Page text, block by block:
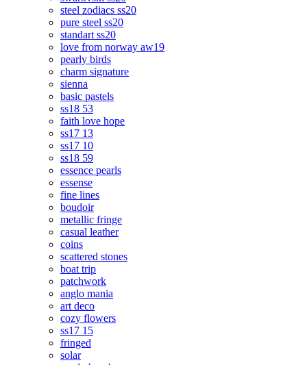
steel zodiacs ss20
pure steel ss20
standart ss20
love from norway aw19
pearly birds
charm signature
sienna
basic pastels
ss18 53
faith love hope
ss17 13
ss17 10
ss18 59
essence pearls
essense
fine lines
boudoir
metallic fringe
casual leather
coins
scattered stones
boat trip
patchwork
anglo mania
art deco
cozy flowers
ss17 15
fringed
solar